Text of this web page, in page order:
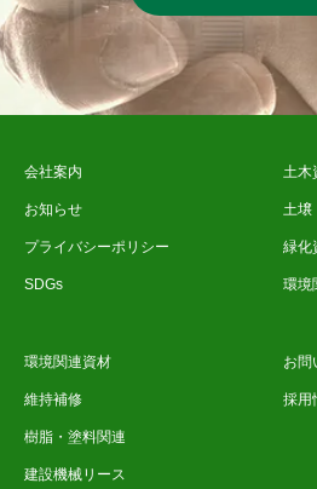
会社案内
お知らせ
プライバシーポリシー
SDGs
土木
土壌
緑化
環境
環境関連資材
維持補修
樹脂・塗料関連
建設機械リース
お問
採用